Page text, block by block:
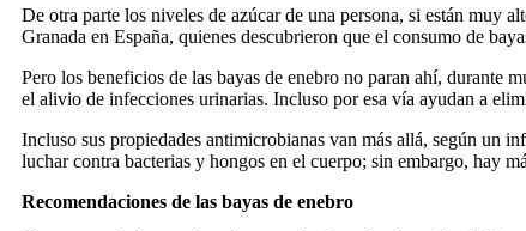
De otra parte los niveles de azúcar de una persona, si están muy
Granada en España, quienes descubrieron que el consumo de
Pero los beneficios de las bayas de enebro no paran ahí, durante
el alivio de infecciones urinarias. Incluso por esa vía ayudan a
Incluso sus propiedades antimicrobianas van más allá, según un
luchar contra bacterias y hongos en el cuerpo; sin embargo, hay
Recomendaciones de las bayas de enebro